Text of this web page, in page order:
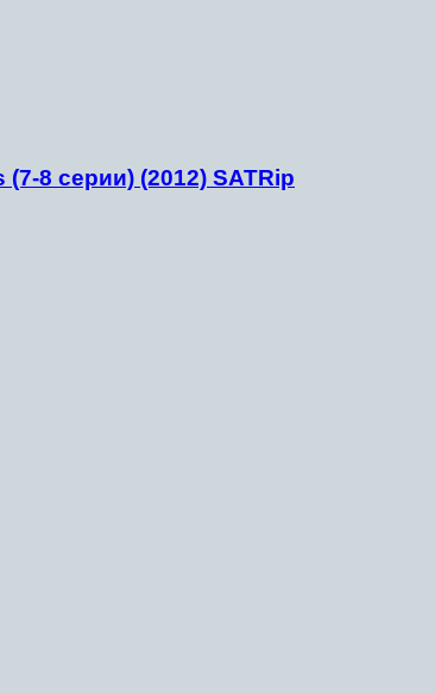
8 серии) (2012) SATRip